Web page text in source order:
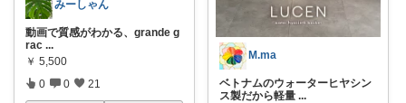
みーしゃん
動画で質感がわかる、grande g
rac ...
￥ 5,500
0 0 21
M.ma
ベトナムのウォーターヒヤシン
ス製だから軽量 ...